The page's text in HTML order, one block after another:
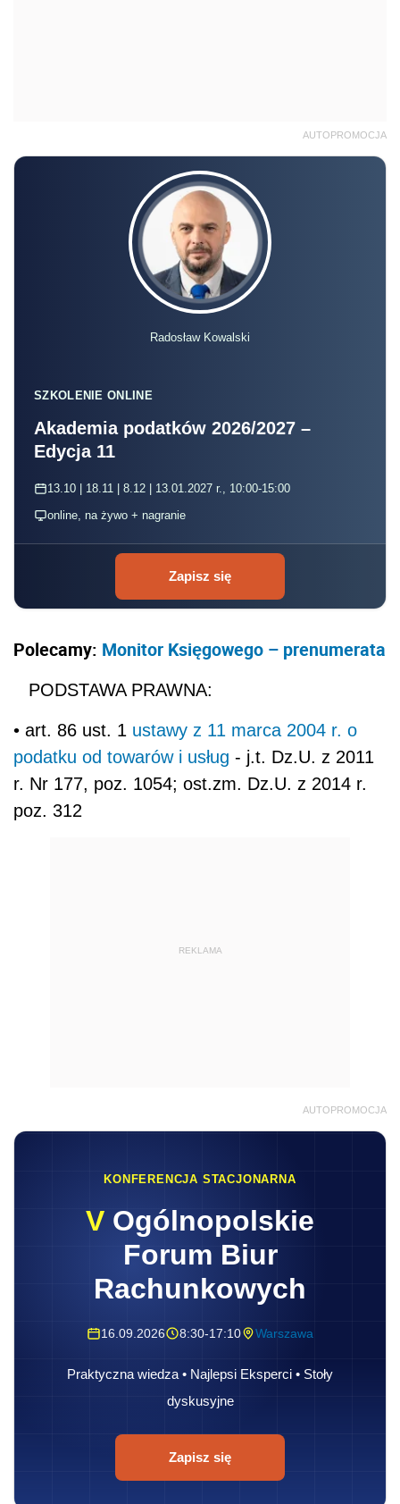
AUTOPROMOCJA
Radosław Kowalski
SZKOLENIE ONLINE
Akademia podatków 2026/2027 –
Edycja 11
13.10 | 18.11 | 8.12 | 13.01.2027 r., 10:00-15:00
online, na żywo + nagranie
Zapisz się
Polecamy: Monitor Księgowego – prenumerata
PODSTAWA PRAWNA:
• art. 86 ust. 1 ustawy z 11 marca 2004 r. o
podatku od towarów i usług - j.t. Dz.U. z 2011
r. Nr 177, poz. 1054; ost.zm. Dz.U. z 2014 r.
poz. 312
REKLAMA
AUTOPROMOCJA
KONFERENCJA STACJONARNA
V Ogólnopolskie
Forum Biur
Rachunkowych
16.09.2026 8:30-17:10 Warszawa
Praktyczna wiedza • Najlepsi Eksperci • Stoły
dyskusyjne
Zapisz się